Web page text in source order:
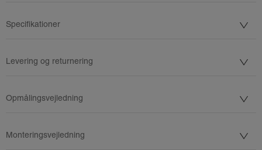
Specifikationer
Levering og returnering
Opmålingsvejledning
Monteringsvejledning